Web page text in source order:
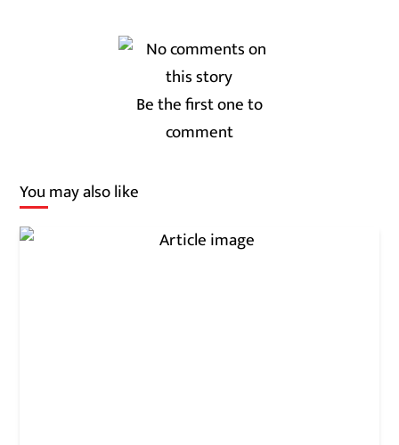
Be the first one to
comment
You may also like